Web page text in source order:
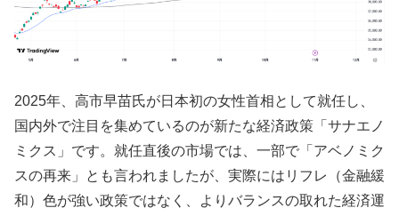
2025年、高市早苗氏が日本初の女性首相として就任し、
国内外で注目を集めているのが新たな経済政策「サナエノ
ミクス」です。就任直後の市場では、一部で「アベノミク
スの再来」とも言われましたが、実際にはリフレ（金融緩
和）色が強い政策ではなく、よりバランスの取れた経済運